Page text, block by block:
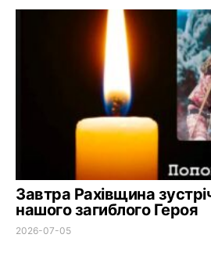
Завтра Рахівщина
нашого загиблого Героя
2026-07-05